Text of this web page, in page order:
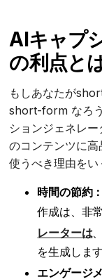
AIキャプ
の利点と
もしあなたが
short-form なろ
ションジェネレ
のコンテンツに
使うべき理由をい
時間の節約
作成は、非
レーターは
を生成しま
エンゲージ